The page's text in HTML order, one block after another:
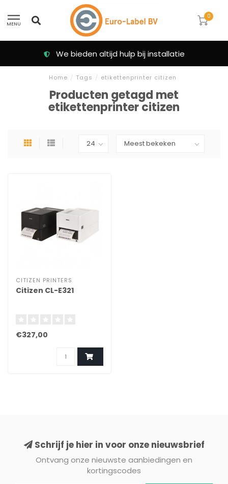
MENU
0
We bieden altijd hulp bij installatie
Home / Tags / etikettenprinter citizen
Producten getagd met
etikettenprinter citizen
CITIZEN PRINTERS
Citizen CL-E321 ​
€327,00
Schrijf je hier in voor onze nieuwsbrief
Ontvang onze nieuwste aanbiedingen en
kortingscodes